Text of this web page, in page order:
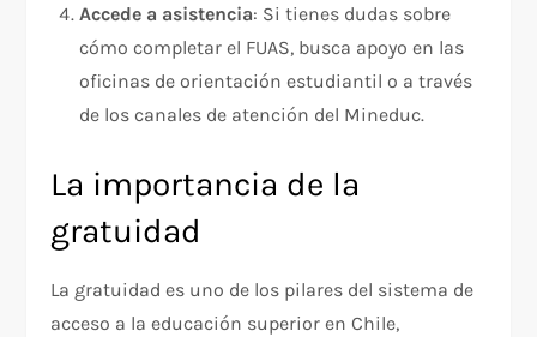
Accede a asistencia: Si tienes dudas sobre
cómo completar el FUAS, busca apoyo en las
oficinas de orientación estudiantil o a través
de los canales de atención del Mineduc.
La importancia de la
gratuidad
La gratuidad es uno de los pilares del sistema de
acceso a la educación superior en Chile,